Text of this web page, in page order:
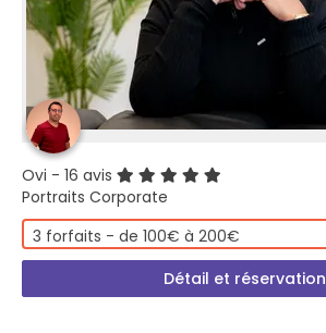
Ovi - 16 avis
Portraits Corporate
3 forfaits - de 100€ à 200€
Détail et réservation